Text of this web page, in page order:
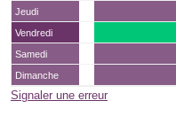
Jeudi
Vendredi
Samedi
Dimanche
Signaler une erreur